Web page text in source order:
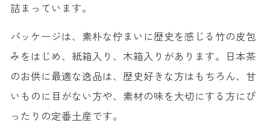
詰まっています。
パッケージは、素朴な佇まいに歴史を感じる竹の皮包
みをはじめ、紙箱入り、木箱入りがあります。日本茶
のお供に最適な逸品は、歴史好きな方はもちろん、甘
いものに目がない方や、素材の味を大切にする方にぴ
ったりの定番土産です。